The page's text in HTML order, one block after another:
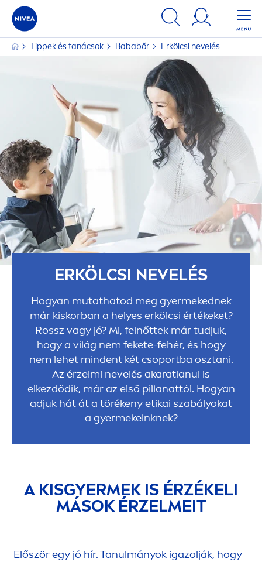
Tippek és tanácsok Bababőr Erkölcsi nevelés
ERKÖLCSI NEVELÉS
Hogyan mutathatod meg gyermekednek
már kiskorban a helyes erkölcsi értékeket?
Rossz vagy jó? Mi, felnőttek már tudjuk,
hogy a világ nem fekete-fehér, és hogy
nem lehet mindent két csoportba osztani.
Az érzelmi nevelés akaratlanul is
elkezdődik, már az első pillanattól. Hogyan
adjuk hát át a törékeny etikai szabályokat
a gyermekeinknek?
A KISGYERMEK IS ÉRZÉKELI
MÁSOK ÉRZELMEIT
Először egy jó hír. Tanulmányok igazolják, hogy